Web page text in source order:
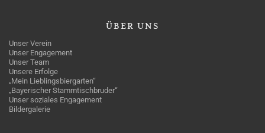
ÜBER UNS
Unser Verein
Unser Engagement
Unser Team
Unsere Erfolge
„Mein Lieblingsbiergarten“
„Bayerischer Stammtischbruder“
Unser soziales Engagement
Bildergalerie